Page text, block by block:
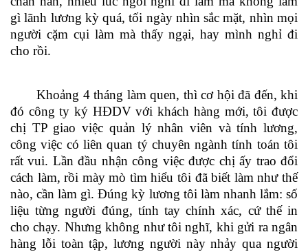
gì lãnh lương kỳ quá, tối ngày nhìn sắc mặt, nhìn mọi
người cặm cụi làm mà thấy ngại, hay mình nghỉ đi
cho rồi.
Khoảng 4 tháng làm quen, thì cơ hội đã đến, khi
đó công ty ký HĐDV với khách hàng mới, tôi được
chị TP giao việc quản lý nhân viên và tính lương,
công việc có liên quan tý chuyên ngành tính toán tôi
rất vui. Lần đầu nhận công việc được chị ấy trao đổi
cách làm, rồi mày mò tìm hiểu tôi đã biết làm như thế
nào, cần làm gì. Đúng kỳ lương tôi làm nhanh lắm: số
liệu từng người đúng, tính tay chính xác, cứ thế in
cho chạy. Nhưng không như tôi nghĩ, khi gửi ra ngân
hàng lỗi toàn tập, lương người này nhảy qua người